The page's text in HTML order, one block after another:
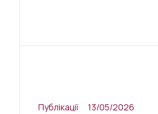
Публікації 13/05/2026